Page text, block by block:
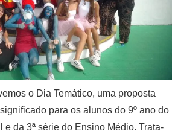
o Dia Temático, uma proposta
para os alunos do 9º ano do
e da 3ª série do Ensino Médio. Trata-